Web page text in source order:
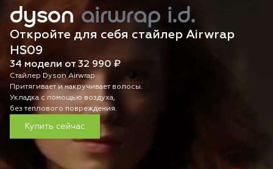
dysonairwrap i.d.
Откройте для себя стайлер Airwrap
HS09
34 модели от 32 990 ₽
Стайлер Dyson Airwrap
Притягивает и накручивает волосы.
Укладка с помощью воздуха,
без теплового повреждения.
Купить сейчас